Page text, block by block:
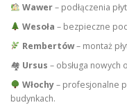
Wawer– podłączenia
Wesoła – bezpieczne
Rembertów– montaż
🏘 Ursus – obsługa nowych
Włochy– profesjonalne
budynkach.